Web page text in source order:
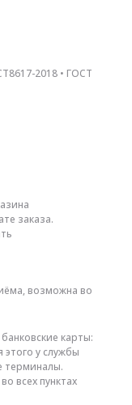
2018 • ГОСТ
заказа.
возможна во
карты:
этого у службы
терминалы.
всех пунктах